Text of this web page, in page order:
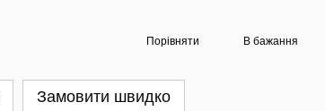
Порівняти В бажання
Замовити швидко